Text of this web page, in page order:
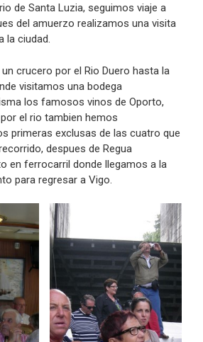
de Santa Luzia, seguimos viaje a
del amuerzo realizamos una visita
la ciudad.
crucero por el Rio Duero hasta la
visitamos una bodega
los famosos vinos de Oporto,
el rio tambien hemos
primeras exclusas de las cuatro que
despues de Regua
en ferrocarril donde llegamos a la
para regresar a Vigo.